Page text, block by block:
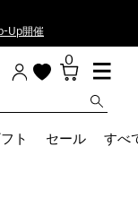
Up開催
0
ト セール すべ